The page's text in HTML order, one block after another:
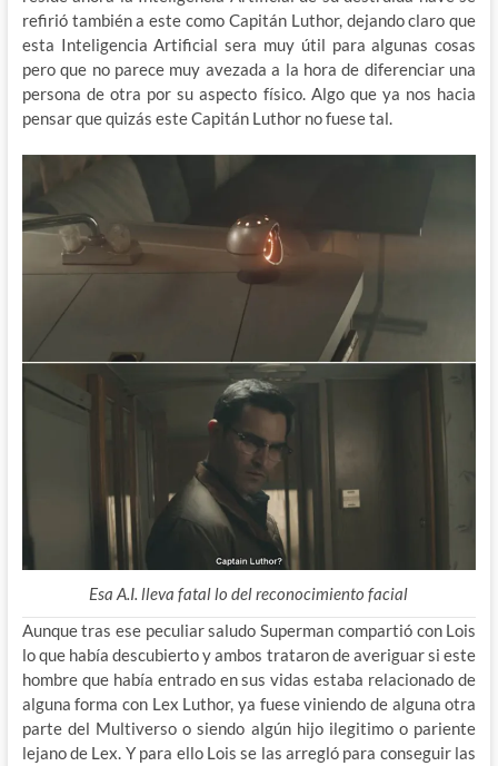
refirió también a este como Capitán Luthor, dejando claro que
esta Inteligencia Artificial sera muy útil para algunas cosas
pero que no parece muy avezada a la hora de diferenciar una
persona de otra por su aspecto físico. Algo que ya nos hacia
pensar que quizás este Capitán Luthor no fuese tal.
Esa A.I. lleva fatal lo del reconocimiento facial
Aunque tras ese peculiar saludo Superman compartió con Lois
lo que había descubierto y ambos trataron de averiguar si este
hombre que había entrado en sus vidas estaba relacionado de
alguna forma con Lex Luthor, ya fuese viniendo de alguna otra
parte del Multiverso o siendo algún hijo ilegitimo o pariente
lejano de Lex. Y para ello Lois se las arregló para conseguir las